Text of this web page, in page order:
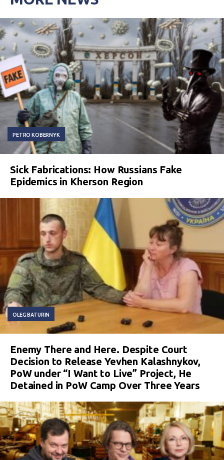
PETRO KOBERNYK
Sick Fabrications: How Russians Fake
Epidemics in Kherson Region
OLEG BATURIN
Enemy There and Here. Despite Court
Decision to Release Yevhen Kalashnykov,
PoW under “I Want to Live” Project, He
Detained in PoW Camp Over Three Years